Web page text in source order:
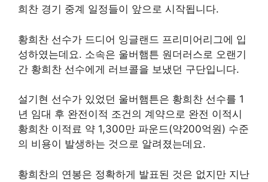
희찬 경기 중계 일정들이 앞으로 시작됩니다.
황희찬 선수가 드디어 잉글랜드 프리미어리그에 입
성하였는데요. 소속은 울버햄튼 원더러스로 오랜기
간 황희찬 선수에게 러브콜을 보냈던 구단입니다.
설기현 선수가 있었던 울버햄튼은 황희찬 선수를 1
년 임대 후 완전이적 조건의 계약으로 완전 이적시
황희찬 이적료 약 1,300만 파운드(약200억원) 수준
의 비용이 발생하는 것으로 알려졌는데요.
황희찬의 연봉은 정확하게 발표된 것은 없지만 지난